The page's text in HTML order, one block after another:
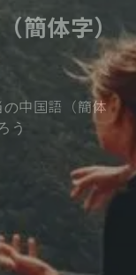
簡体字）
中国語（簡体
う